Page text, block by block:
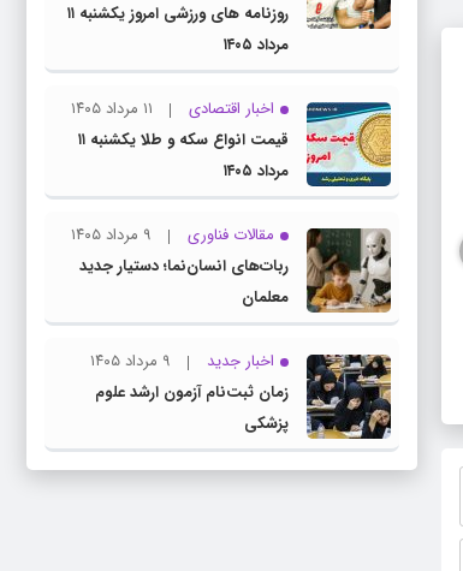
فیلم / پزشکیان: استعفا نخواهم داد و
روزنامه های ورزشی امروز یکشنبه ۱۱
مرداد ۱۴۰۵
اخبار اقتصادی
۱۱ مرداد ۱۴۰۵
قیمت انواع سکه و طلا یکشنبه ۱۱
مرداد ۱۴۰۵
مقالات فناوری
۹ مرداد ۱۴۰۵
ربات‌های انسان‌نما؛ دستیار جدید
معلمان
اخبار جدید
۹ مرداد ۱۴۰۵
زمان ثبت‌نام آزمون ارشد علوم
پزشکی